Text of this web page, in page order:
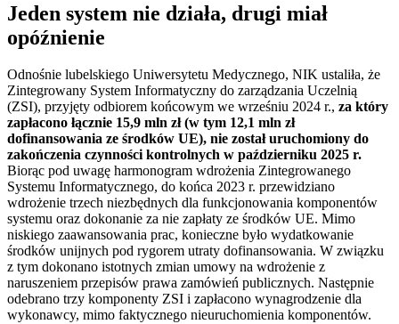
Jeden system nie działa, drugi miał
opóźnienie
Odnośnie lubelskiego Uniwersytetu Medycznego, NIK ustaliła, że
Zintegrowany System Informatyczny do zarządzania Uczelnią
(ZSI), przyjęty odbiorem końcowym we wrześniu 2024 r., za który
zapłacono łącznie 15,9 mln zł (w tym 12,1 mln zł
dofinansowania ze środków UE), nie został uruchomiony do
zakończenia czynności kontrolnych w październiku 2025 r.
Biorąc pod uwagę harmonogram wdrożenia Zintegrowanego
Systemu Informatycznego, do końca 2023 r. przewidziano
wdrożenie trzech niezbędnych dla funkcjonowania komponentów
systemu oraz dokonanie za nie zapłaty ze środków UE. Mimo
niskiego zaawansowania prac, konieczne było wydatkowanie
środków unijnych pod rygorem utraty dofinansowania. W związku
z tym dokonano istotnych zmian umowy na wdrożenie z
naruszeniem przepisów prawa zamówień publicznych. Następnie
odebrano trzy komponenty ZSI i zapłacono wynagrodzenie dla
wykonawcy, mimo faktycznego nieuruchomienia komponentów.